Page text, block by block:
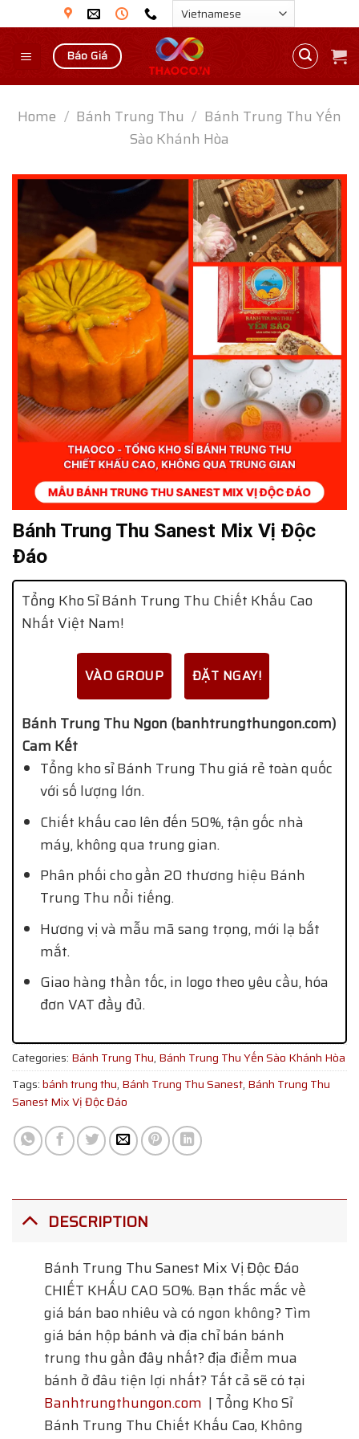
to
content
Báo Giá
Home / Bánh Trung Thu / Bánh Trung Thu Yến
Sào Khánh Hòa
Bánh Trung Thu Sanest Mix Vị Độc
Đáo
Tổng Kho Sỉ Bánh Trung Thu Chiết Khấu Cao
Nhất Việt Nam!
VÀO GROUP ĐẶT NGAY!
Bánh Trung Thu Ngon (banhtrungthungon.com)
Cam Kết
Tổng kho sỉ Bánh Trung Thu giá rẻ toàn quốc
với số lượng lớn.
Chiết khấu cao lên đến 50%, tận gốc nhà
máy, không qua trung gian.
Phân phối cho gần 20 thương hiệu Bánh
Trung Thu nổi tiếng.
Hương vị và mẫu mã sang trọng, mới lạ bắt
mắt.
Giao hàng thần tốc, in logo theo yêu cầu, hóa
đơn VAT đầy đủ.
Categories: Bánh Trung Thu, Bánh Trung Thu Yến Sào Khánh Hòa
Tags:bánh trung thu, Bánh Trung Thu Sanest, Bánh Trung Thu
Sanest Mix Vị Độc Đáo
DESCRIPTION
Bánh Trung Thu Sanest Mix Vị Độc Đáo
CHIẾT KHẤU CAO 50%. Bạn thắc mắc về
giá bán bao nhiêu và có ngon không? Tìm
giá bán hộp bánh và địa chỉ bán bánh
trung thu gần đây nhất? địa điểm mua
bánh ở đâu tiện lợi nhất? Tất cả sẽ có tại
Banhtrungthungon.com | Tổng Kho Sỉ
Bánh Trung Thu Chiết Khấu Cao, Không